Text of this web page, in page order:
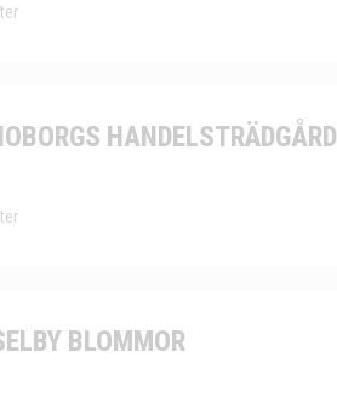
HANDELSTRÄDGÅRD
BLOMMOR